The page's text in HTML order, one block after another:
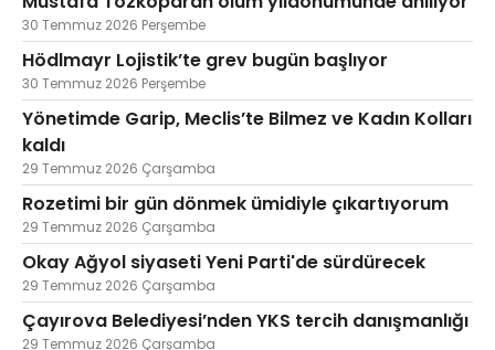
30 Temmuz 2026 Perşembe
Hödlmayr Lojistik’te grev bugün başlıyor
30 Temmuz 2026 Perşembe
Yönetimde Garip, Meclis’te Bilmez ve Kadın Kolları
kaldı
29 Temmuz 2026 Çarşamba
Rozetimi bir gün dönmek ümidiyle çıkartıyorum
29 Temmuz 2026 Çarşamba
Okay Ağyol siyaseti Yeni Parti'de sürdürecek
29 Temmuz 2026 Çarşamba
Çayırova Belediyesi’nden YKS tercih danışmanlığı
29 Temmuz 2026 Çarşamba